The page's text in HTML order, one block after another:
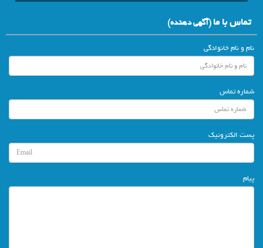
تماس با ما(آگهي دهنده)
نام و نام خانوادگی
شماره تماس
پست الکترونیک
پیام